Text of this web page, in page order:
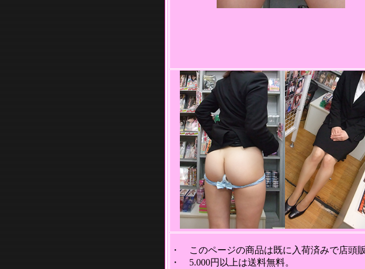
・ このページの商品は既に入荷済みで店頭
・ 5.000円以上は送料無料。